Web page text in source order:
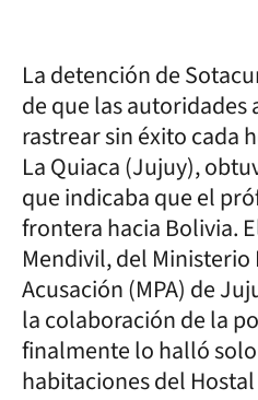
La detención de
de que las autoridades
rastrear sin éxito cada
La Quiaca (Jujuy),
que indicaba que el
frontera hacia Bolivia.
Mendivil, del Ministerio
Acusación (MPA) de
la colaboración de la
finalmente lo halló
habitaciones del